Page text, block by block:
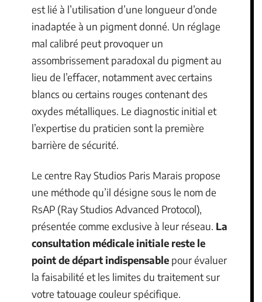
est lié à l’utilisation d’une longueur d’onde
inadaptée à un pigment donné. Un réglage
mal calibré peut provoquer un
assombrissement paradoxal du pigment au
lieu de l’effacer, notamment avec certains
blancs ou certains rouges contenant des
oxydes métalliques. Le diagnostic initial et
l’expertise du praticien sont la première
barrière de sécurité.
Le centre Ray Studios Paris Marais propose
une méthode qu’il désigne sous le nom de
RsAP (Ray Studios Advanced Protocol),
présentée comme exclusive à leur réseau. La
consultation médicale initiale reste le
point de départ indispensable pour évaluer
la faisabilité et les limites du traitement sur
votre tatouage couleur spécifique.